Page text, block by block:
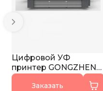
Цифровой УФ
принтер GONGZHENG
H3220GN
Заказать